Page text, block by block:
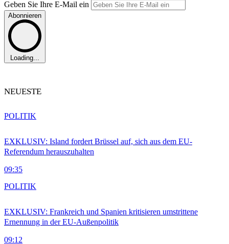
Geben Sie Ihre E-Mail ein
Abonnieren
Loading...
NEUESTE
EXKLUSIV: Island fordert Brüssel auf, sich aus dem EU-
Referendum herauszuhalten
09:35
POLITIK
EXKLUSIV: Frankreich und Spanien kritisieren umstrittene
Ernennung in der EU-Außenpolitik
09:12
POLITIK